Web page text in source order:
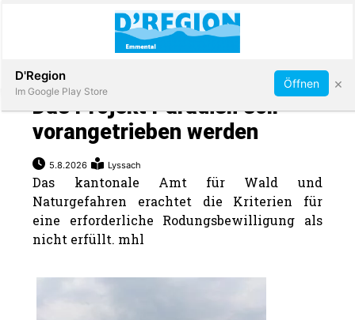
Immobilien
Veranstaltungen
Stellen
Abonnieren
Das Projekt Paradisli soll
vorangetrieben werden
5.8.2026 Lyssach
Das kantonale Amt für Wald und
Naturgefahren erachtet die Kriterien für
eine erforderliche Rodungsbewilligung als
nicht erfüllt. mhl
D'Region
Im Google Play Store
Öffnen ×